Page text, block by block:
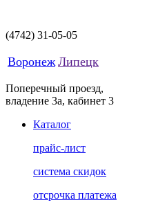
(4742) 31-05-05
Воронеж Липецк
Поперечный проезд,
владение 3а, кабинет 3
Каталог
прайс-лист
система скидок
отсрочка платежа